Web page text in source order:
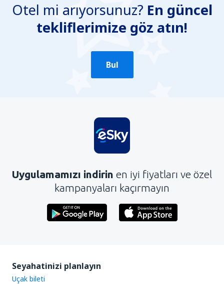
Otel mi arıyorsunuz? En güncel
tekliflerimize göz atın!
Bul
Uygulamamızı indirin en iyi fiyatları ve özel
kampanyaları kaçırmayın
Seyahatinizi planlayın
Uçak bileti